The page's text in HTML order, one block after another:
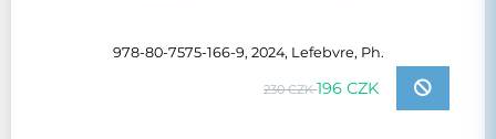
978-80-7575-166-9, 2024, Lefebvre, Ph.
230 CZK196 CZK